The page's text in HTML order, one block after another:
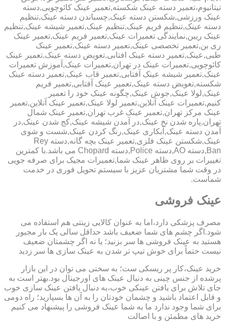
تیتانیوم،تعمیر دسته عینک شکسته,تعمیر عینک کائوچویی,دسته
عینک ورزشی,شکستن دسته عینک,چسباندن دسته عینک,تنظیم
دسته عینک,تنظیم فریم عینک,تنظیم عینک,تعمیر شیشه عینک,تنظیم
عینک ریبن,نمایندگی تعمیرات عینک,تعمیر فریم عینک,تعمیر عینک
ری بن,تعمیر تخصصی عینک,تعمیر دسته عینک,تعمیر عینک
طبی,عینک,تعمیر دسته عینک افتابی,تعویض دسته عینک,تعمیر عینک
کائوچویی,تعمیرات عینک در تهران,تعمیرات عینک,آموزش تعمیرات
عینک,تعمیر شیشه عینک آفتابی,تعمیر قاب عینک,تعمیر دسته عینک
شکسته,تعویض دسته عینک,تعمیر عینک آفتابی,تعمیر فریم
عینک,لولا عینک,جوش عینک,چگونه عینک خود را تعمیر
کنیم,تعمیرات عینک آنلاین,تعمیر لولا عینک,تعمیر عینک آنلاین,تعمیر
عینک مرکز تهران,تعمیر عینک غرب تهران,تعمیر عینک شمال
تهران,پاره شدن نخ عینک,در آمدن شیشه عینک,کج شدن عینک,در
آمدن دسته عینک,آبکاری عینک,رنگ کردن عینک,شست و شوی
عینک,شکستن عینک فلزی,تعمیر عینک بچه گانه,دسته Rey
Ban,دسته AO,دسته Police,دسته Chopard می باشد.با کمترین
تغییرات بر روی ظاهر عینک شما,تعمیرات مجیک برای صرفه جویی
در وقت شما مشتریان عزیز با سیستم تحویل فوری در خدمت
شماست.
عینک فروشی
مصرف پزشکی دارد،اما به عنوان کالایی زینتی هم استفاده می
شود.اگر چشم های شما ضعیف باشد حداقل سالی یک بار مجبور
هستید به عینک فروشی ها سر بزنید؛ یا نه اگر چشمتان ضعیف
نیست حتماً برای خوش تیپ تر شدن به عینک سازی ها سر زدید
خرید عینک،کار پر ریسکی ست؛ به سختی می توان در این بازار
پرشده از جنس چینی به دنبال عینک های اورجینال بود.بهتر است به
جای تلاش برای یافتن عینکی خوب،به دنبال یافتن عینک سازی خوب
و قابل اعتماد باشید و چشمان خودتان را به آن ها بسپارید؛ راه دومی
برای شما وجود ندارد ما به شما عینک فروشی را پیشنهاد می کنیم
خرید های مطمئن و با اصالت